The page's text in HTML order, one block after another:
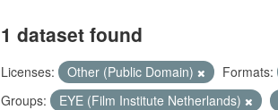
1 dataset found
Licenses: Other (Public Domain) Formats:
Groups:
EYE (Film Institute Netherlands)